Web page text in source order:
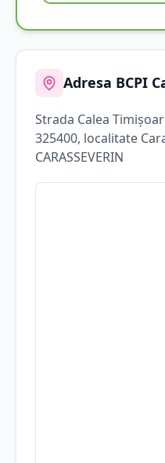
Adresa BCPI
Strada Calea
325400, localitate
CARASSEVERIN